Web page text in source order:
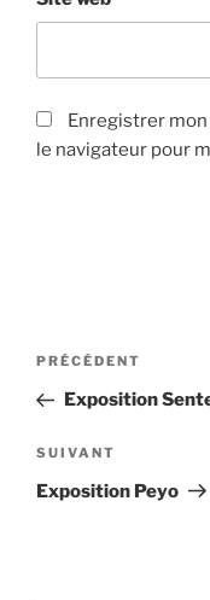
Enregistrer
le navigateur pour
Navigation
l’article
Article
précédent
PRÉCÉDENT
Exposition
Article
suivant
SUIVANT
Exposition Peyo